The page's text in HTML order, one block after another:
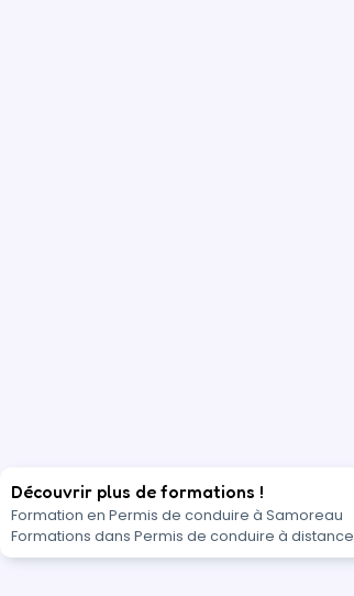
Découvrir plus de formations !
Formation en Permis de conduire à Samoreau
Formations dans Permis de conduire à distance